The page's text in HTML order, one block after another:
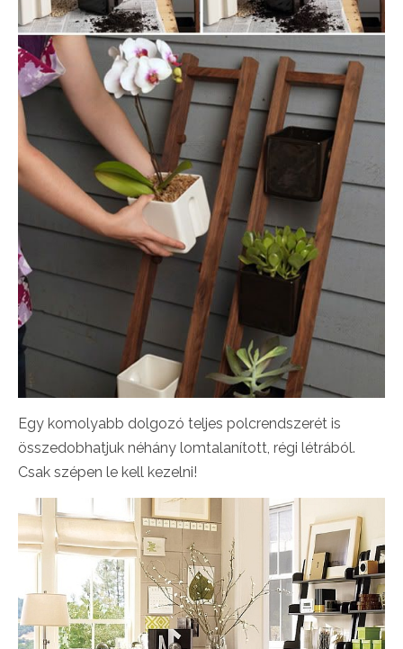
Egy komolyabb dolgozó teljes polcrendszerét is
összedobhatjuk néhány lomtalanított, régi létrából.
Csak szépen le kell kezelni!